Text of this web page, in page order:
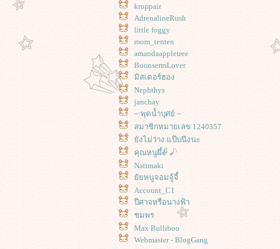
kruppair
AdrenalineRush
little foggy
mom_tenten
amandaappletree
BoonsermLover
มิสเตอร์ฮอง
Nephthys
janchay
~:พุดน้ำบุศย์:~
สมาชิกหมายเลข 1240357
ังไม่ว่าง แป๊บนึงนะ
คุณหนูผึ้ง
Nattmaki
ัยหนูจอมจู้จี้
Account_C1
ปีศาจหรือนางฟ้า
ชมพร
Max Bulliboo
Webmaster - BlogGang